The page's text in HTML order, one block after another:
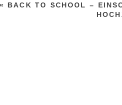
«
BACK TO SCHOOL –